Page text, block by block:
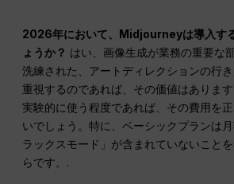
2026年において、Midjourneyは導入す
ょうか？ はい、画像生成が業務の重要な
洗練された、アートディレクションの行
重視するのであれば、その価値はありま
実験的に使う程度であれば、その費用を
いでしょう。特に、ベーシックプランは
ラックスモード」が含まれていないこと
らです。.